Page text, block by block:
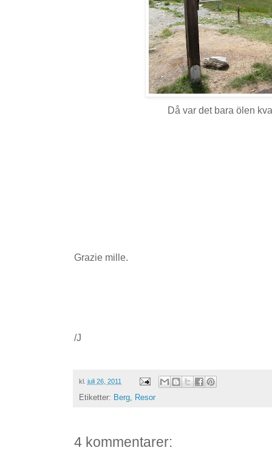
Då var det bara ölen
Grazie mille.
/J
kl. juli 26, 2011
Etiketter: Berg, Resor
4 kommentarer: